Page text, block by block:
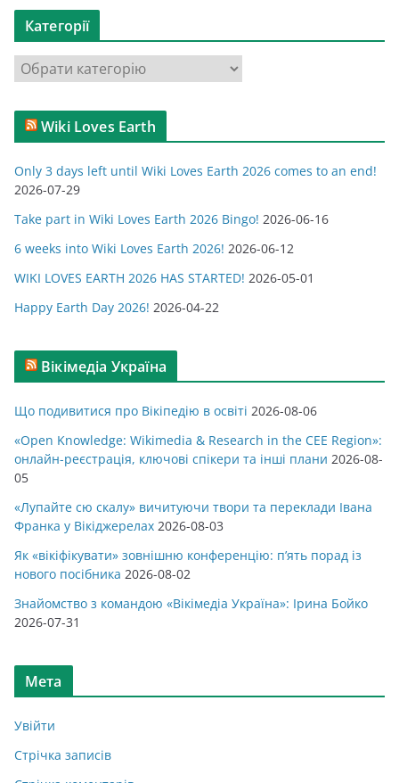
х
в
Категорії
т
о
р
ї
Wiki Loves Earth
Only 3 days left until Wiki Loves Earth 2026 comes to an end!
2026-07-29
Take part in Wiki Loves Earth 2026 Bingo! 2026-06-16
6 weeks into Wiki Loves Earth 2026! 2026-06-12
WIKI LOVES EARTH 2026 HAS STARTED! 2026-05-01
Happy Earth Day 2026! 2026-04-22
Вікімедіа Україна
Що подивитися про Вікіпедію в освіті 2026-08-06
«Open Knowledge: Wikimedia & Research in the CEE Region»:
онлайн-реєстрація, ключові спікери та інші плани 2026-08-
05
«Лупайте сю скалу» вичитуючи твори та переклади Івана
Франка у Вікіджерелах 2026-08-03
Як «вікіфікувати» зовнішню конференцію: п’ять порад із
нового посібника 2026-08-02
Знайомство з командою «Вікімедіа Україна»: Ірина Бойко
2026-07-31
Мета
Увійти
Стрічка записів